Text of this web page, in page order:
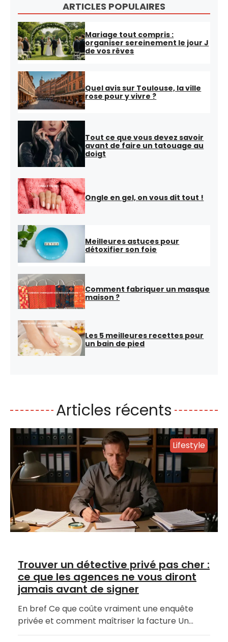
ARTICLES POPULAIRES
Mariage tout compris :
organiser sereinement le jour J
de vos rêves
Quel avis sur Toulouse, la ville
rose pour y vivre ?
Tout ce que vous devez savoir
avant de faire un tatouage au
doigt
Ongle en gel, on vous dit tout !
Meilleures astuces pour
détoxifier son foie
Comment fabriquer un masque
maison ?
Les 5 meilleures recettes pour
un bain de pied
Articles récents
Lifestyle
Trouver un détective privé pas cher :
ce que les agences ne vous diront
jamais avant de signer
En bref Ce que coûte vraiment une enquête
privée et comment maîtriser la facture Un…